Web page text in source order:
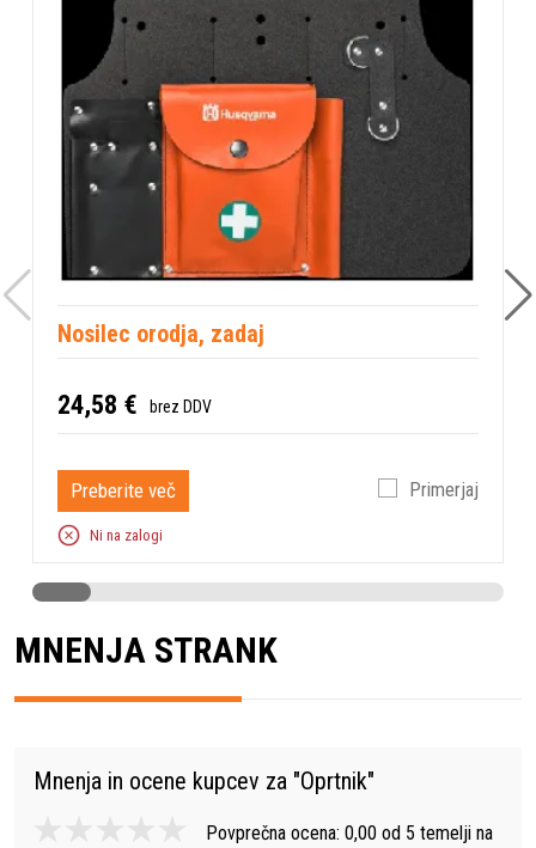
Nosilec orodja, zadaj
24,58 € brez DDV
Preberite več Primerjaj
Ni na zalogi
MNENJA STRANK
Mnenja in ocene kupcev za "Oprtnik"
Povprečna ocena: 0,00 od 5 temelji na